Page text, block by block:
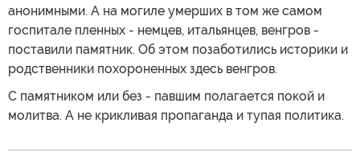
анонимными. А на могиле умерших в том же самом
госпитале пленных - немцев, итальянцев, венгров -
поставили памятник. Об этом позаботились историки и
родственники похороненных здесь венгров.
С памятником или без - павшим полагается покой и
молитва. А не крикливая пропаганда и тупая политика.